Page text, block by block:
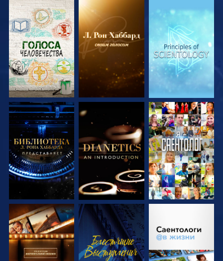
СМОТРЕТЬ
ПЕРЕДАЧИ
СМОТРЕТЬ
ПЕРЕДАЧИ
СМОТРЕТЬ
ПЕРЕДАЧИ
СМОТРЕТЬ
ПЕРЕДАЧИ
СМОТРЕТЬ
ПЕРЕДАЧИ
СМОТРЕТЬ
СМОТРЕТЬ
ПЕРЕДАЧИ
СМОТРЕТЬ
СМОТРЕТЬ